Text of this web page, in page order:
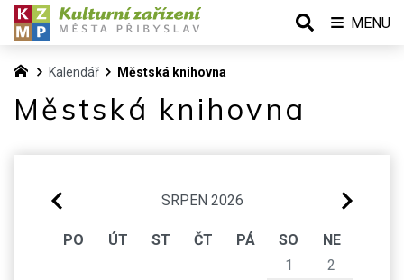
Kalendář Městská knihovna
Městská knihovna
SRPEN 2026
PO ÚT ST ČT PÁ SO
NE
1
2
MENU